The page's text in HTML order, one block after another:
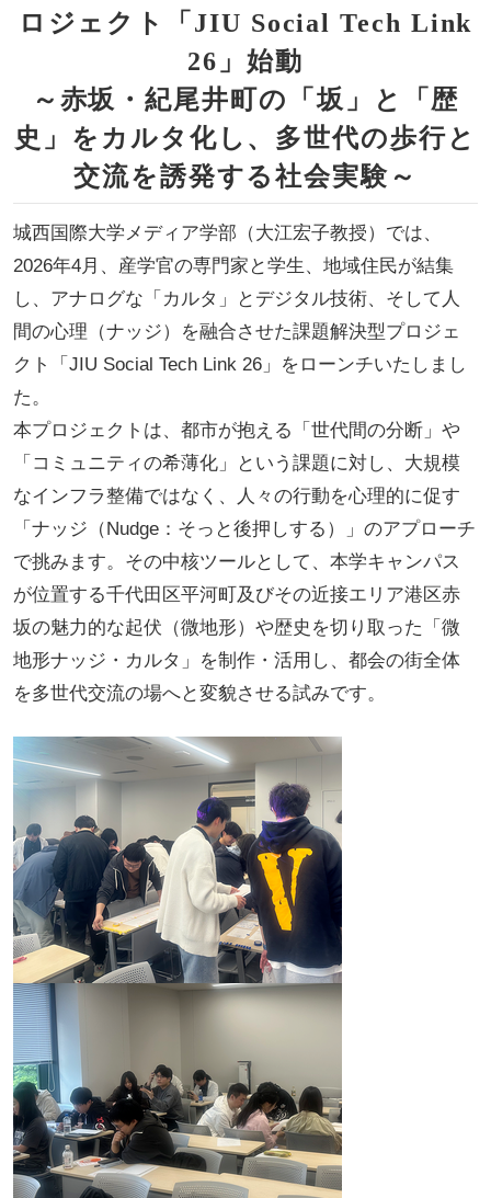
ロジェクト「JIU Social Tech Link
26」始動
～赤坂・紀尾井町の「坂」と「歴
史」をカルタ化し、多世代の歩行と
交流を誘発する社会実験～
城西国際大学メディア学部（大江宏子教授）では、
2026年4月、産学官の専門家と学生、地域住民が結集
し、アナログな「カルタ」とデジタル技術、そして人
間の心理（ナッジ）を融合させた課題解決型プロジェ
クト「JIU Social Tech Link 26」をローンチいたしまし
た。
本プロジェクトは、都市が抱える「世代間の分断」や
「コミュニティの希薄化」という課題に対し、大規模
なインフラ整備ではなく、人々の行動を心理的に促す
「ナッジ（Nudge：そっと後押しする）」のアプローチ
で挑みます。その中核ツールとして、本学キャンパス
が位置する千代田区平河町及びその近接エリア港区赤
坂の魅力的な起伏（微地形）や歴史を切り取った「微
地形ナッジ・カルタ」を制作・活用し、都会の街全体
を多世代交流の場へと変貌させる試みです。